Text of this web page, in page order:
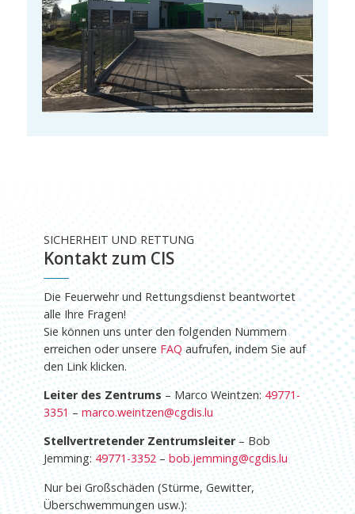
Kontakt zum CIS
SICHERHEIT UND RETTUNG
Die Feuerwehr und Rettungsdienst beantwortet
alle Ihre Fragen!
Sie können uns unter den folgenden Nummern
erreichen oder unsereFAQaufrufen, indem Sie auf
den Link klicken.
Leiter des Zentrums– Marco Weintzen:49771-
3351–marco.weintzen@cgdis.lu
Stellvertretender Zentrumsleiter– Bob
Jemming:49771-3352–bob.jemming@cgdis.lu
Nur bei Großschäden (Stürme, Gewitter,
Überschwemmungen usw.):